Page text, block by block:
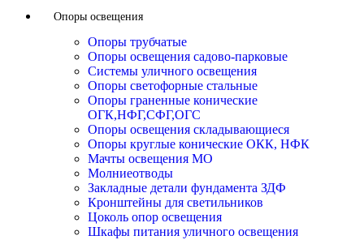
Опоры освещения
Опоры трубчатые
Опоры освещения садово-парковые
Системы уличного освещения
Опоры светофорные стальные
Опоры граненные конические
ОГК,НФГ,СФГ,ОГС
Опоры освещения складывающиеся
Опоры круглые конические ОКК, НФК
Мачты освещения МО
Молниеотводы
Закладные детали фундамента ЗДФ
Кронштейны для светильников
Цоколь опор освещения
Шкафы питания уличного освещения